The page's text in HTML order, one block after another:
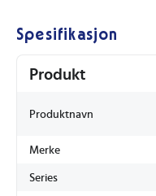
Spesifikasjon
Produkt
Produktnavn
Merke
Series